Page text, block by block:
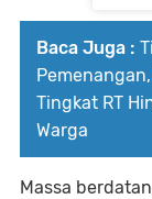
Baca Juga :
Tingkat RT
Warga
Massa